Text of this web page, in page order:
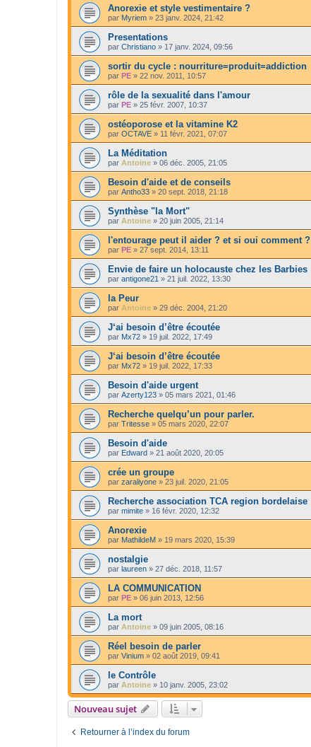
Anorexie et style vestimentaire ?
par Myriem » 23 janv. 2024, 21:42
Presentations
par Christiano » 17 janv. 2024, 09:56
sortir du cycle : nourriture=produit=addiction
par PE » 22 nov. 2011, 10:57
rôle de la sexualité dans l'amour
par PE » 25 févr. 2007, 10:37
ostéoporose et la vitamine K2
par OCTAVE » 11 févr. 2021, 07:07
La Méditation
par Antoine » 06 déc. 2005, 21:05
Besoin d'aide et de conseils
par Antho33 » 20 sept. 2018, 21:18
Synthèse "la Mort"
par Antoine » 20 juin 2005, 21:14
l'entourage peut il aider ? et si oui comment ?
par PE » 27 sept. 2014, 13:11
Envie de faire un holocauste chez les Barbies
par antigone21 » 21 juil. 2022, 13:30
la Peur
par Antoine » 29 déc. 2004, 21:20
J‘ai besoin d’être écoutée
par Mx72 » 19 juil. 2022, 17:49
J‘ai besoin d’être écoutée
par Mx72 » 19 juil. 2022, 17:33
Besoin d'aide urgent
par Azerty123 » 05 mars 2021, 01:46
Recherche quelqu’un pour parler.
par Tritesse » 05 mars 2020, 22:07
Besoin d'aide
par Edward » 21 août 2020, 20:05
crée un groupe
par zaraliyone » 23 juil. 2020, 21:05
Recherche association TCA region bordelaise
par mimite » 16 févr. 2020, 12:32
Anorexie
par MathildeM » 19 mars 2020, 15:39
nostalgie
par laureen » 27 déc. 2018, 11:57
LA COMMUNICATION
par PE » 06 juin 2013, 12:56
La mort
par Antoine » 09 juin 2005, 08:16
Réel besoin de parler
par Vinium » 02 août 2019, 09:41
le Contrôle
par Antoine » 10 janv. 2005, 23:02
Nouveau sujet
Retourner à l’index du forum